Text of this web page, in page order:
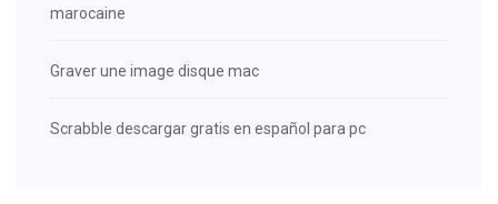
marocaine
Graver une image disque mac
Scrabble descargar gratis en español para pc